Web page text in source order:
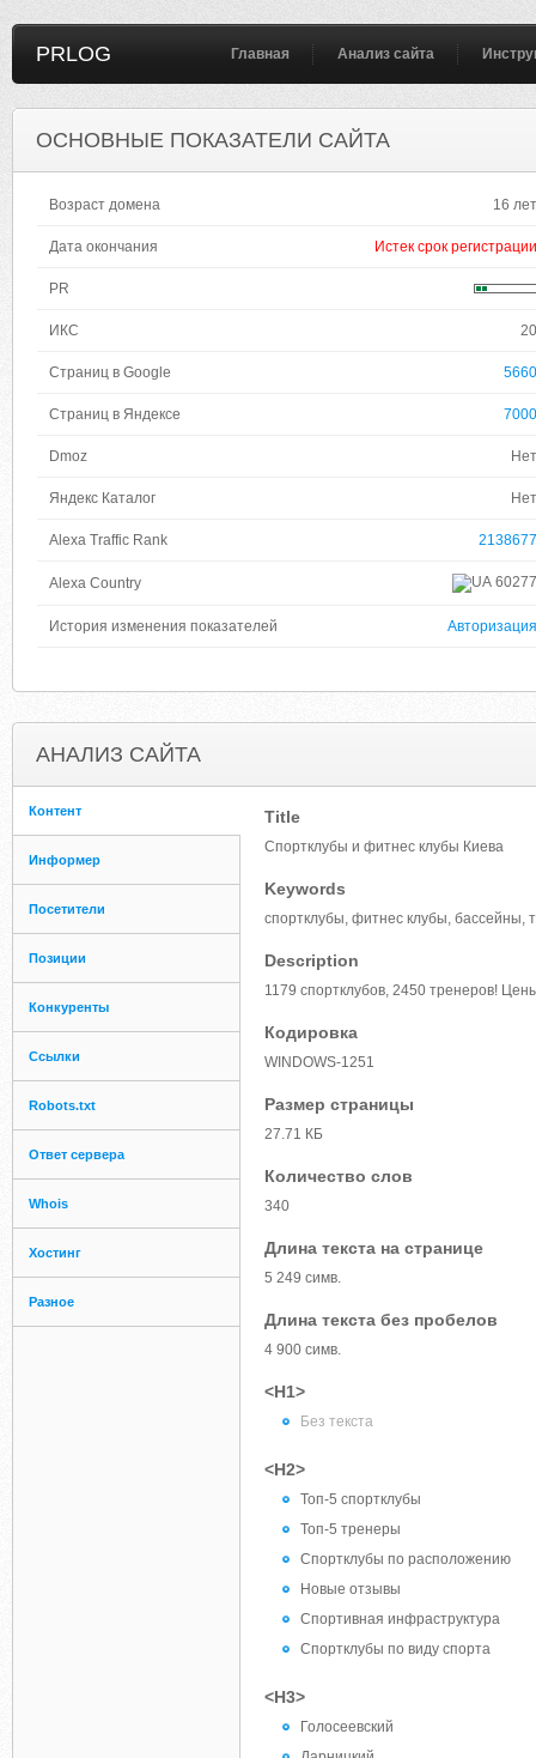
PRLOG Главная Анализ сайта
ОСНОВНЫЕ ПОКАЗАТЕЛИ САЙТА
Возраст домена 16 лет
Дата окончания Истек срок регистрации
PR
ИКС 20
Страниц в Google 5660
Страниц в Яндексе 7000
Dmoz Нет
Яндекс Каталог Нет
Alexa Traffic Rank 2138677
Alexa Country 60277
История изменения показателей Авторизация
АНАЛИЗ САЙТА
Контент
Информер
Посетители
Позиции
Конкуренты
Ссылки
Robots.txt
Ответ сервера
Whois
Хостинг
Разное
Title
Спортклубы и фитнес клубы Киева
Keywords
спортклубы, фитнес клубы, бассейны,
Description
1179 спортклубов, 2450 тренеров!
Кодировка
WINDOWS-1251
Размер страницы
27.71 КБ
Количество слов
340
Длина текста на странице
5 249 симв.
Длина текста без пробелов
4 900 симв.
<H1>
Без текста
<H2>
Топ-5 спортклубы
Топ-5 тренеры
Спортклубы по расположению
Новые отзывы
Спортивная инфраструктура
Спортклубы по виду спорта
<H3>
Голосеевский